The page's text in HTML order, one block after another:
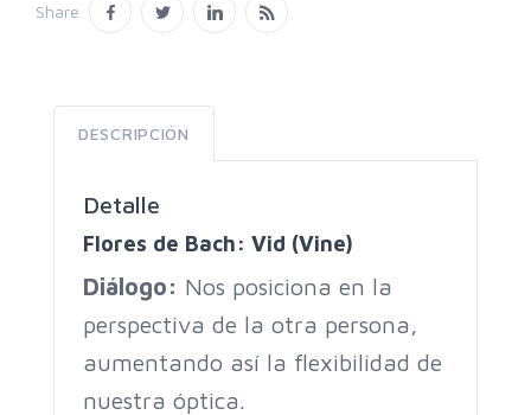
Share
DESCRIPCIÓN
Detalle
Flores de Bach: Vid (Vine)
Diálogo: Nos posiciona en la
perspectiva de la otra persona,
aumentando así la flexibilidad de
nuestra óptica.